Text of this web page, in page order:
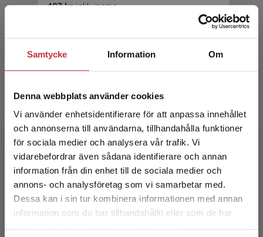
Samtycke Information Om
Denna webbplats använder cookies
Vi använder enhetsidentifierare för att anpassa innehållet
och annonserna till användarna, tillhandahålla funktioner
för sociala medier och analysera vår trafik. Vi
vidarebefordrar även sådana identifierare och annan
information från din enhet till de sociala medier och
annons- och analysföretag som vi samarbetar med.
Dessa kan i sin tur kombinera informationen med annan
information som du har tillhandahållit eller som de har
Begränsad fraktregion
Det verkar som att du besöker
studentlitteratur.se via en enhet utanför Sverige.
407 krinkl. moms
Parameterstyrd CAD för nybörjare
254 krinkl. moms
Exkl. moms: 240 kr